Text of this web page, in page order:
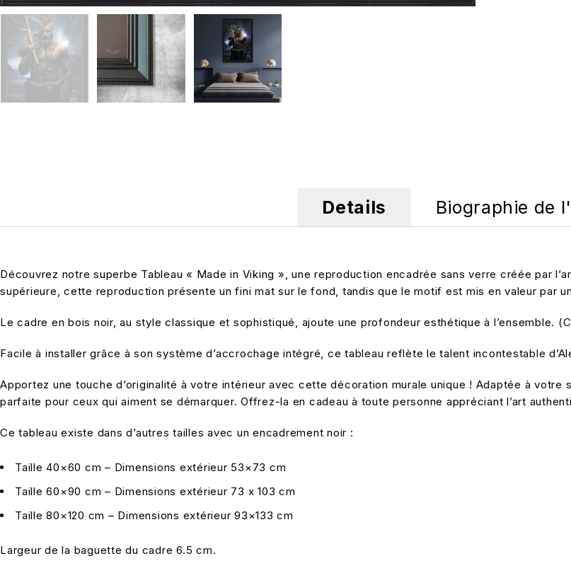
Details Biographie de
Découvrez notre superbe Tableau « Made in Viking », une reproduction encadrée sans verre créée par
supérieure, cette reproduction présente un fini mat sur le fond, tandis que le motif est mis en valeur par
Le cadre en bois noir, au style classique et sophistiqué, ajoute une profondeur esthétique à l’ensemble.
Facile à installer grâce à son système d’accrochage intégré, ce tableau reflète le talent incontestable
Apportez une touche d’originalité à votre intérieur avec cette décoration murale unique ! Adaptée à
parfaite pour ceux qui aiment se démarquer. Offrez-la en cadeau à toute personne appréciant l’art
Ce tableau existe dans d’autres tailles avec un encadrement noir :
Taille 40×60 cm – Dimensions extérieur 53×73 cm
Taille 60×90 cm – Dimensions extérieur 73 x 103 cm
Taille 80×120 cm – Dimensions extérieur 93×133 cm
Largeur de la baguette du cadre 6.5 cm.